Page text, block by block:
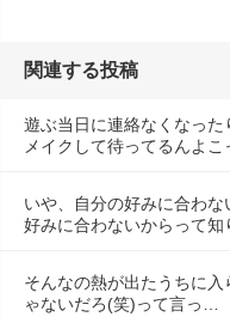
関連する投稿
遊ぶ当日に連絡なくなった
メイクして待ってるんよこ
いや、自分の好みに合わ
好みに合わないからって知
そんなの熱が出たうちに
ゃないだろ(笑)って言っ…